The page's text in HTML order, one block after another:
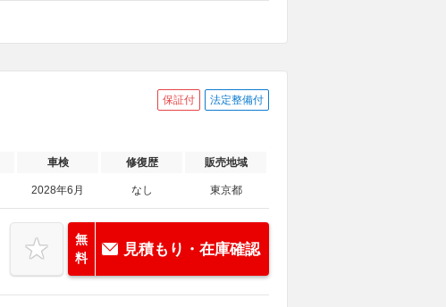
保証付 法定整備付
車検 修復歴 販売地域
2028年6月 なし 東京都
無
料
見積もり・在庫確認